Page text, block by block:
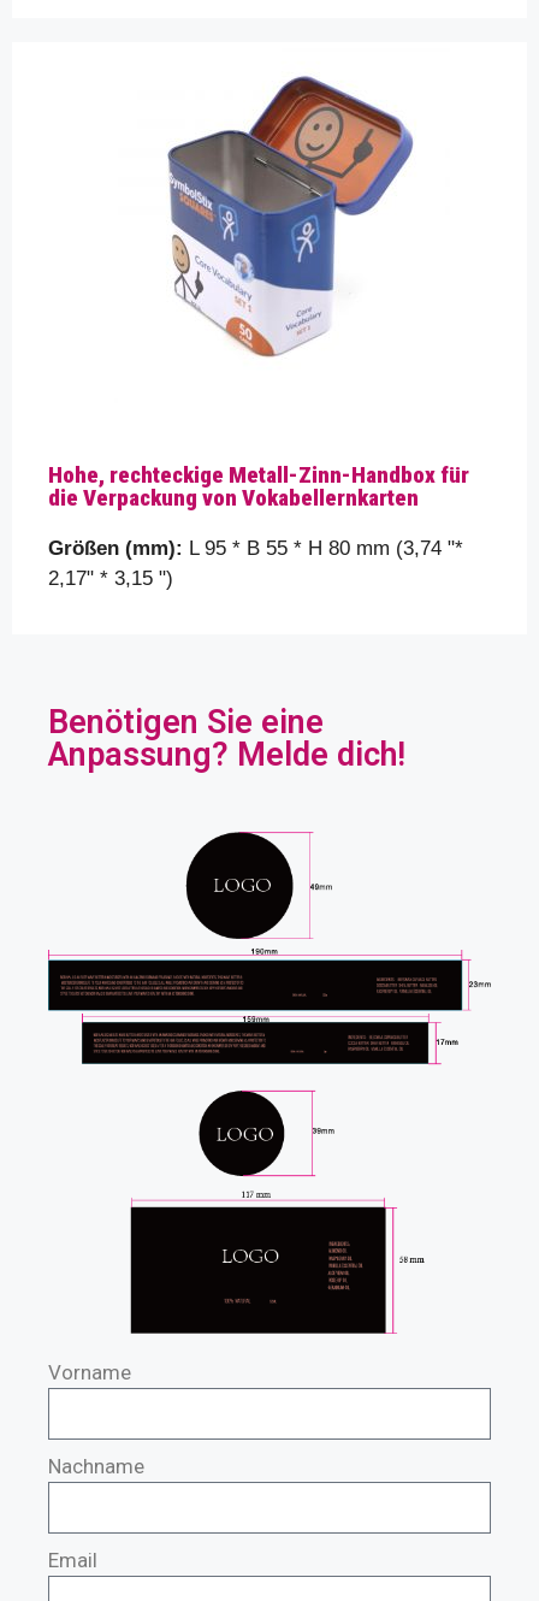
Hohe, rechteckige Metall-Zinn-Handbox für
die Verpackung von Vokabellernkarten
Größen (mm): L 95 * B 55 * H 80 mm (3,74 "*
2,17" * 3,15 ")
Benötigen Sie eine
Anpassung? Melde dich!
Vorname
Nachname
Email